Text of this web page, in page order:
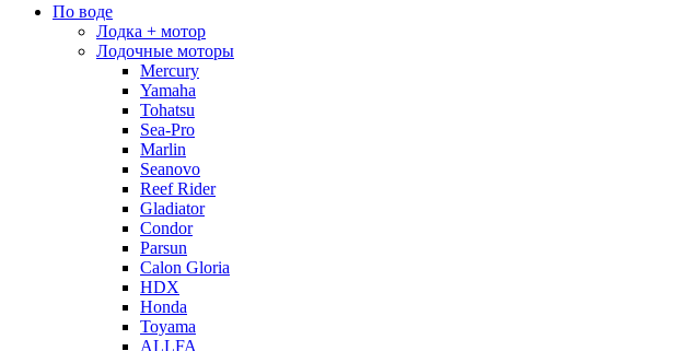
По воде
Лодка + мотор
Лодочные моторы
Mercury
Yamaha
Tohatsu
Sea-Pro
Marlin
Seanovo
Reef Rider
Gladiator
Condor
Parsun
Calon Gloria
HDX
Honda
Toyama
ALLFA